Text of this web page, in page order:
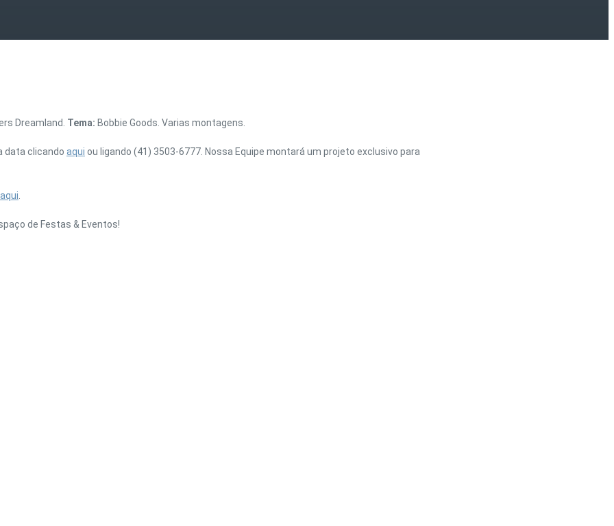
Dreamland. Tema: Bobbie Goods. Varias montagens.
data clicando aqui ou ligando (41) 3503-6777. Nossa Equipe montará um projeto exclusivo para
aqui
de Festas & Eventos!